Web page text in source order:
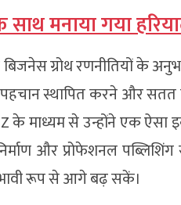
साथ मनाया गया
ग्रोथ रणनीतियों के
पहचान स्थापित करने और
के माध्यम से उन्होंने एक ऐसा
और प्रोफेशनल
रूप से आगे बढ़ सकें।